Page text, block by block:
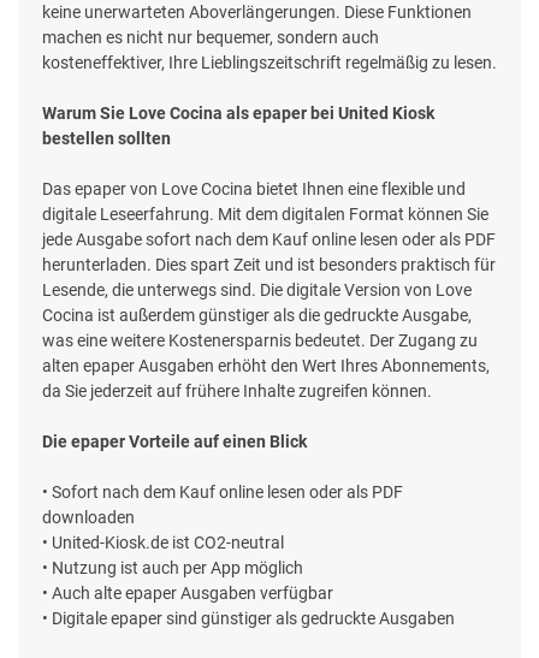
keine unerwarteten Aboverlängerungen. Diese Funktionen
machen es nicht nur bequemer, sondern auch
kosteneffektiver, Ihre Lieblingszeitschrift regelmäßig zu lesen.
Warum Sie Love Cocina als epaper bei United Kiosk
bestellen sollten
Das epaper von Love Cocina bietet Ihnen eine flexible und
digitale Leseerfahrung. Mit dem digitalen Format können Sie
jede Ausgabe sofort nach dem Kauf online lesen oder als PDF
herunterladen. Dies spart Zeit und ist besonders praktisch für
Lesende, die unterwegs sind. Die digitale Version von Love
Cocina ist außerdem günstiger als die gedruckte Ausgabe,
was eine weitere Kostenersparnis bedeutet. Der Zugang zu
alten epaper Ausgaben erhöht den Wert Ihres Abonnements,
da Sie jederzeit auf frühere Inhalte zugreifen können.
Die epaper Vorteile auf einen Blick
• Sofort nach dem Kauf online lesen oder als PDF
downloaden
• United-Kiosk.de ist CO2-neutral
• Nutzung ist auch per App möglich
• Auch alte epaper Ausgaben verfügbar
• Digitale epaper sind günstiger als gedruckte Ausgaben